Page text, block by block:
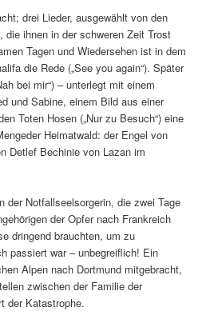
drei Lieder, ausgewählt von den
die ihnen in der schweren Zeit Trost
Tagen und Wiedersehen ist in dem
die Rede („See you again“). Später
bei mir“) – unterlegt mit einem
und Sabine, einem Bild aus einer
Toten Hosen („Nur zu Besuch“) eine
Heimatwald: der Engel von
Detlef Bechinie von Lazan im
der Notfallseelsorgerin, die zwei Tage
der Opfer nach Frankreich
dringend brauchten, um zu
passiert war – unbegreiflich! Ein
Alpen nach Dortmund mitgebracht,
zwischen der Familie der
der Katastrophe.